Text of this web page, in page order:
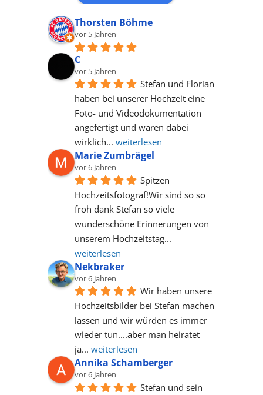
Thorsten Böhme
vor 5 Jahren
C
vor 5 Jahren
Stefan und Florian
haben bei unserer Hochzeit eine
Foto- und Videodokumentation
angefertigt und waren dabei
wirklich... weiterlesen
Marie Zumbrägel
vor 6 Jahren
Spitzen
Hochzeitsfotograf!Wir sind so so
froh dank Stefan so viele
wunderschöne Erinnerungen von
unserem Hochzeitstag
weiterlesen
Nekbraker
vor 6 Jahren
Wir haben unsere
Hochzeitsbilder bei Stefan machen
lassen und wir würden es immer
wieder tun....aber man heiratet
ja... weiterlesen
Annika Schamberger
vor 6 Jahren
Stefan und sein